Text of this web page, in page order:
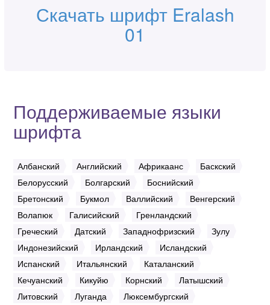
Скачать шрифт Eralash
01
Поддерживаемые языки
шрифта
Албанский Английский Африкаанс
Баскский
Белорусский
Болгарский
Боснийский
Бретонский
Букмол Валлийский
Венгерский
Волапюк
Галисийский
Гренландский
Греческий
Датский Западнофризский
Зулу
Индонезийский
Ирландский
Исландский
Испанский
Итальянский
Каталанский
Кечуанский
Кикуйю Корнский
Латышский
Литовский
Луганда
Люксембургский